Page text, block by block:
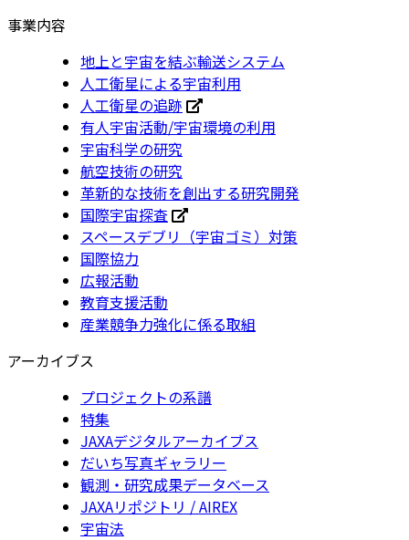
事業内容
地上と宇宙を結ぶ輸送システム
人工衛星による宇宙利用
人工衛星の追跡
有人宇宙活動/宇宙環境の利用
宇宙科学の研究
航空技術の研究
革新的な技術を創出する研究開発
国際宇宙探査
スペースデブリ（宇宙ゴミ）対策
国際協力
広報活動
教育支援活動
産業競争力強化に係る取組
アーカイブス
プロジェクトの系譜
特集
JAXAデジタルアーカイブス
だいち写真ギャラリー
観測・研究成果データベース
JAXAリポジトリ / AIREX
宇宙法